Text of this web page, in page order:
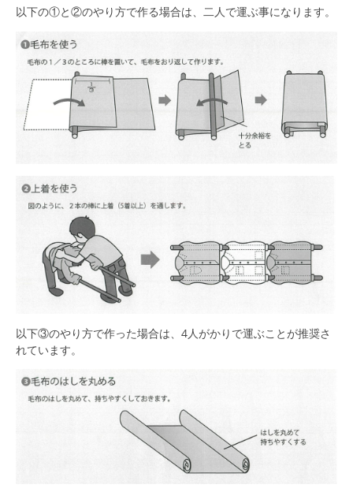
以下の①と②のやり方で作る場合は、二人で運ぶ事になります。
以下③のやり方で作った場合は、4人がかりで運ぶことが推奨さ
れています。